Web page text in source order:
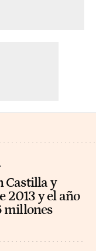
Castilla y
2013 y el año
millones